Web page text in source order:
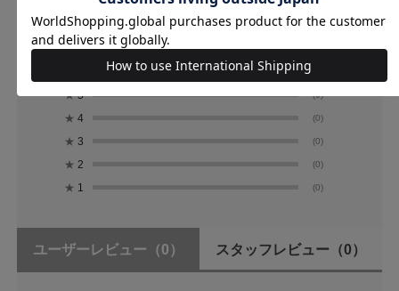
0.0
レビュー件数：
★ 5 (0)
★ 4 (0)
★ 3 (0)
★ 2 (0)
★ 1 (0)
ユーザーレビュー （0） スタッフレビュー （0）